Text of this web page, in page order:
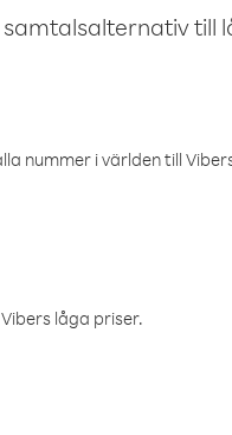
till
nummer i världen till
låga priser.